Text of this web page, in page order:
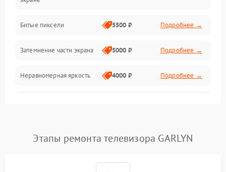
Механические повреждения
Программное обеспечение
Сеть и подключения
Битые пиксели 5500 ₽ Подробнее →
Затемнение части экрана 5000 ₽ Подробнее →
Неравномерная яркость 4000 ₽ Подробнее →
Этапы ремонта телевизора GARLYN